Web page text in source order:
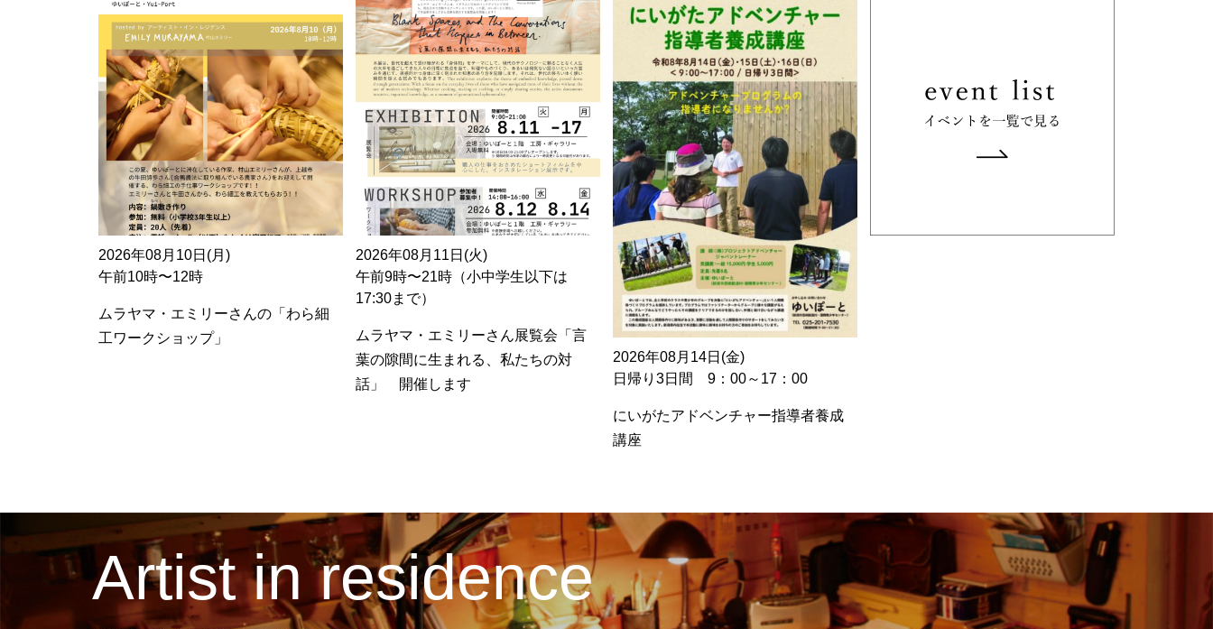
2026年08月10日(月)
午前10時〜12時
ムラヤマ・エミリーさんの「わら細
工ワークショップ」
2026年08月11日(火)
午前9時〜21時（小中学生以下は
17:30まで）
ムラヤマ・エミリーさん展覧会「言
葉の隙間に生まれる、私たちの対
話」 開催します
2026年08月14日(金)
日帰り3日間 9：00～17：00
にいがたアドベンチャー指導者養成
講座
Artist in residence